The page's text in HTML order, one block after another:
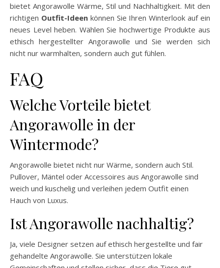
bietet Angorawolle Wärme, Stil und Nachhaltigkeit. Mit den
richtigen Outfit-Ideenkönnen Sie Ihren Winterlook auf ein
neues Level heben. Wählen Sie hochwertige Produkte aus
ethisch hergestellter Angorawolle und Sie werden sich
nicht nur warmhalten, sondern auch gut fühlen.
FAQ
Welche Vorteile bietet
Angorawolle in der
Wintermode?
Angorawolle bietet nicht nur Wärme, sondern auch Stil.
Pullover, Mäntel oder Accessoires aus Angorawolle sind
weich und kuschelig und verleihen jedem Outfit einen
Hauch von Luxus.
Ist Angorawolle nachhaltig?
Ja, viele Designer setzen auf ethisch hergestellte und fair
gehandelte Angorawolle. Sie unterstützen lokale